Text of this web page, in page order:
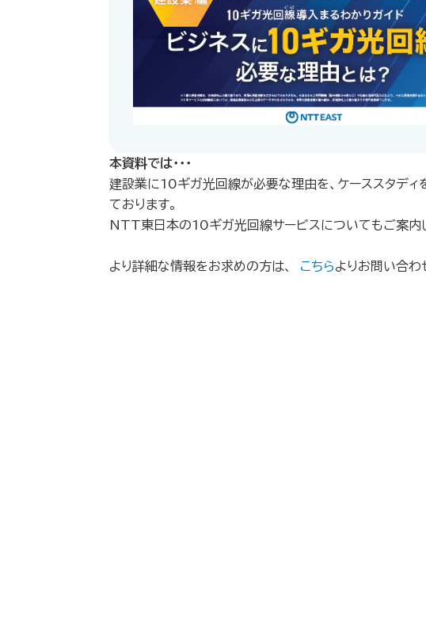
本資料では・・・
建設業に10ギガ光回線が必要な理由を、ケーススタディ
ております。
NTT東日本の10ギガ光回線サービスについてもご案内
より詳細な情報をお求めの方は、 こちらよりお問い合わ